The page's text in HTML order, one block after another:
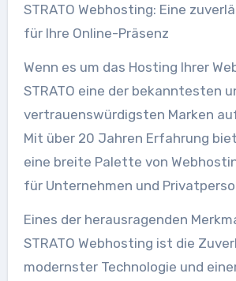
STRATO Webhosting: Eine zuverlässige Lösung
für Ihre Online-Präsenz
Wenn es um das Hosting Ihrer
STRATO eine der bekanntesten
vertrauenswürdigsten Marken
Mit über 20 Jahren Erfahrung
eine breite Palette von
für Unternehmen und
Eines der herausragenden
STRATO Webhosting ist die
modernster Technologie und